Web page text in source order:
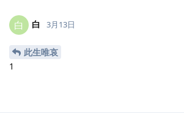
白 白 3月13日
此生唯哀
1